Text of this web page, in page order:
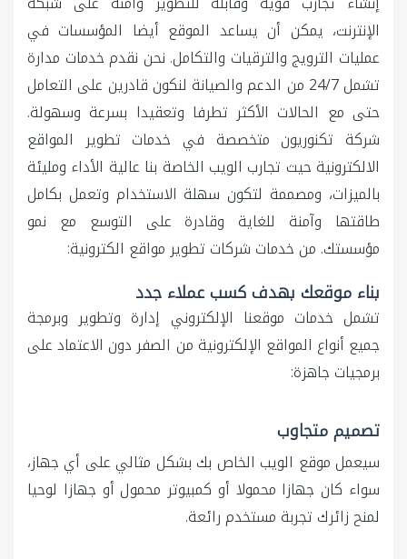
الإنترنت، يمكن أن يساعد الموقع أيضا المؤسسات في
عمليات الترويج والترقيات والتكامل. نحن نقدم خدمات مدارة
تشمل 24/7 من الدعم والصيانة لنكون قادرين على التعامل
حتى مع الحالات الأكثر تطرفا وتعقيدا بسرعة وسهولة.
شركة تكنوريون متخصصة في خدمات تطوير المواقع
الالكترونية حيث تجارب الويب الخاصة بنا عالية الأداء ومليئة
بالميزات، ومصممة لتكون سهلة الاستخدام وتعمل بكامل
طاقتها وآمنة للغاية وقادرة على التوسع مع نمو
مؤسستك. من خدمات شركات تطوير مواقع الكترونية:
بناء موقعك بهدف كسب عملاء جدد
تشمل خدمات موقعنا الإلكتروني إدارة وتطوير وبرمجة
جميع أنواع المواقع الإلكترونية من الصفر دون الاعتماد على
برمجيات جاهزة:
تصميم متجاوب
سيعمل موقع الويب الخاص بك بشكل مثالي على أي جهاز،
سواء كان جهازا محمولا أو كمبيوتر محمول أو جهازا لوحيا
لمنح زائرك تجربة مستخدم رائعة.